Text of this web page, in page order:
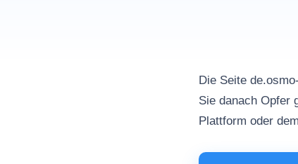
Die Seite
Sie danach Opfer
Plattform oder